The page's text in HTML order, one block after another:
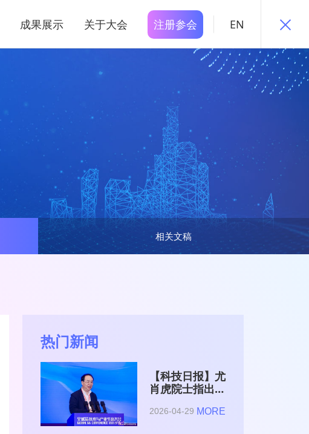
成果展示 关于大会 注册参会 EN
相关文稿
热门新闻
【科技日报】尤
肖虎院士指出
是赋能AI的发
2026-04-29 MORE